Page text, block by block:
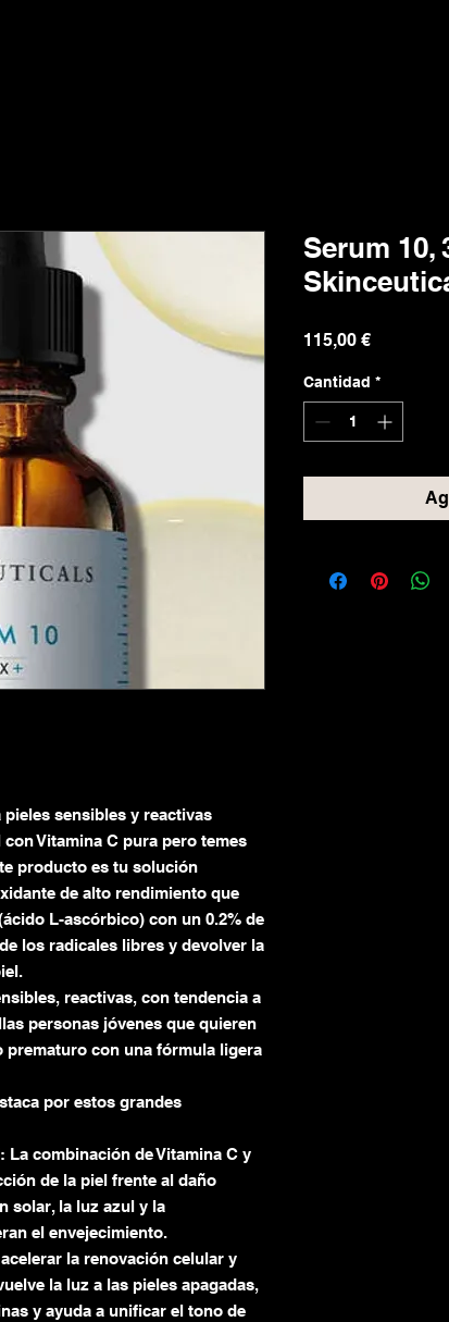
sensibles y reactivas
Vitamina C pura pero temes
producto es tu solución
de alto rendimiento que
L-ascórbico) con un 0.2% de
los radicales libres y devolver la
reactivas, con tendencia a
personas jóvenes que quieren
prematuro con una fórmula ligera
por estos grandes
combinación de Vitamina C y
de la piel frente al daño
solar, la luz azul y la
el envejecimiento.
la renovación celular y
la luz a las pieles apagadas,
y ayuda a unificar el tono de
Serum 10,
115,00 €Precio
Cantidad *